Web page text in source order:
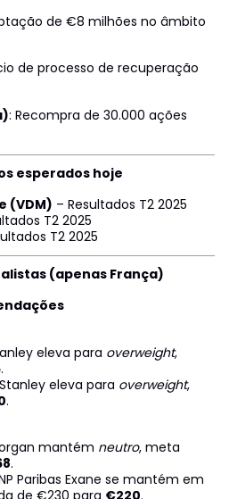
de €8 milhões no âmbito
de processo de recuperação
: Recompra de 30.000 ações
esperados hoje
(VDM) – Resultados T2 2025
T2 2025
T2 2025
(apenas França)
eleva para overweight,
.
eleva para overweight,
.
mantém neutro, meta
.
Paribas Exane se mantém em